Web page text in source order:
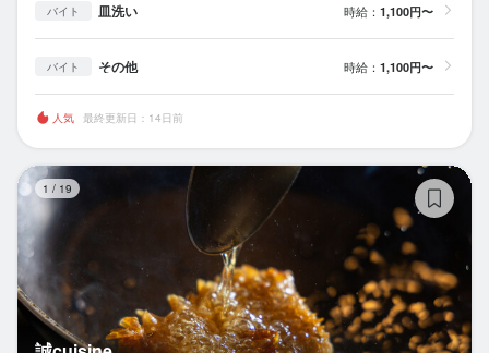
バイト 皿洗い 時給： 1,100円〜
バイト その他 時給： 1,100円〜
人気 最終更新日：14日前
1 / 19